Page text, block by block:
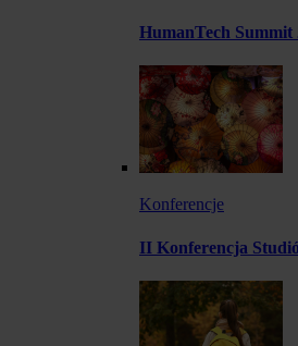
HumanTech Summit
Konferencje
II Konferencja